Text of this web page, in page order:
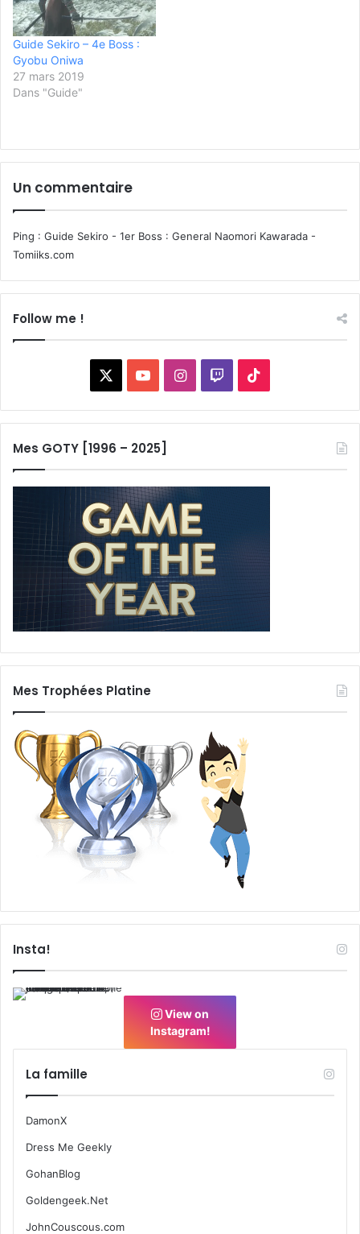
Guide Sekiro – 4e Boss :
Gyobu Oniwa
27 mars 2019
Dans "Guide"
Un commentaire
Ping : Guide Sekiro - 1er Boss : General Naomori Kawarada -
Tomiiks.com
Follow me !
YouTubeInstagram
Twitch
Mes GOTY [1996 – 2025]
Mes Trophées Platine
Insta!
View on
Instagram!
La famille
DamonX
Dress Me Geekly
GohanBlog
Goldengeek.Net
JohnCouscous.com